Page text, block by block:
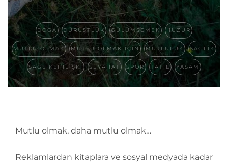
DOGA DÜRÜSTLÜK GÜLÜMSEMEK HUZUR
MUTLU OLMAK MUTLU OLMAK IÇIN MUTLULUK SAGLIK
SAĞLIKLI ILIŞKI SEYAHAT SPOR TATIL YASAM
Mutlu olmak, daha mutlu olmak…
Reklamlardan kitaplara ve sosyal medyada kadar